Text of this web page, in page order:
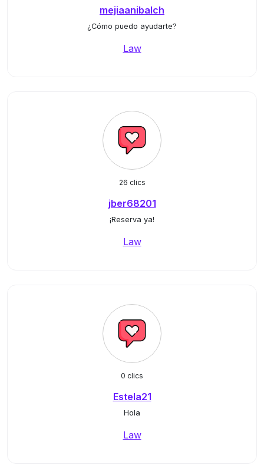
mejiaanibalch
¿Cómo puedo ayudarte?
Law
26 clics
jber68201
¡Reserva ya!
Law
0 clics
Estela21
Hola
Law